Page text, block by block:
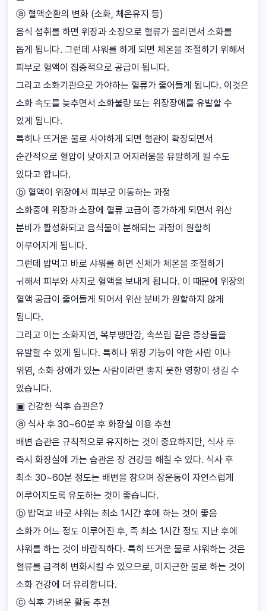
ⓐ 혈액순환의 변화 (소화, 체온유지 등)
음식 섭취를 하면 위장과 소장으로 혈류가 몰리면서 소화를
돕게 됩니다. 그런데 샤워를 하게 되면 체온을 조절하기 위해서
피부로 혈액이 집중적으로 공급이 됩니다.
그리고 소화기관으로 가야하는 혈류가 줄어들게 됩니다. 이것은
소화 속도를 늦추면서 소화불량 또는 위장장애를 유발할 수
있게 됩니다.
특히나 뜨거운 물로 사야하게 되면 혈관이 확장되면서
순간적으로 혈압이 낮아지고 어지러움을 유발하게 될 수도
있다고 합니다.
ⓑ 혈액이 위장에서 피부로 이동하는 과정
소화중에 위장과 소장에 혈류 고급이 증가하게 되면서 위산
분비가 활성화되고 음식물이 분해되는 과정이 원할히
이루어지게 됩니다.
그런데 밥먹고 바로 샤워를 하면 신체가 체온을 조절하기
ㅟ해서 피부와 사지로 혈액을 보내게 됩니다. 이 때문에 위장의
혈액 공급이 줄어들게 되어서 위산 분비가 원할하지 않게
됩니다.
그리고 이는 소화지연, 복부팽만감, 속쓰림 같은 증상들을
유발할 수 있게 됩니다. 특히나 위장 기능이 약한 사람 이나
위염, 소화 장애가 있는 사람이라면 좋지 못한 영향이 생길 수
있습니다.
▣ 건강한 식후 습관은?
ⓐ 식사 후 30~60분 후 화장실 이용 추천
배변 습관은 규칙적으로 유지하는 것이 중요하지만, 식사 후
즉시 화장실에 가는 습관은 장 건강을 해칠 수 있다. 식사 후
최소 30~60분 정도는 배변을 참으며 장운동이 자연스럽게
이루어지도록 유도하는 것이 좋습니다.
ⓑ 밥먹고 바로 샤워는 최소 1시간 후에 하는 것이 좋음
소화가 어느 정도 이루어진 후, 즉 최소 1시간 정도 지난 후에
샤워를 하는 것이 바람직하다. 특히 뜨거운 물로 샤워하는 것은
혈류를 급격히 변화시킬 수 있으므로, 미지근한 물로 하는 것이
소화 건강에 더 유리합니다.
ⓒ 식후 가벼운 활동 추천